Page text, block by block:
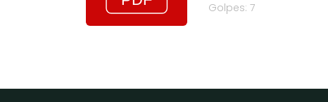
Golpes: 7